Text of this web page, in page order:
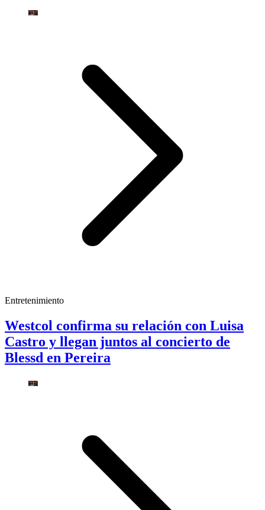
Entretenimiento
Westcol confirma su relación con Luisa
Castro y llegan juntos al concierto de
Blessd en Pereira